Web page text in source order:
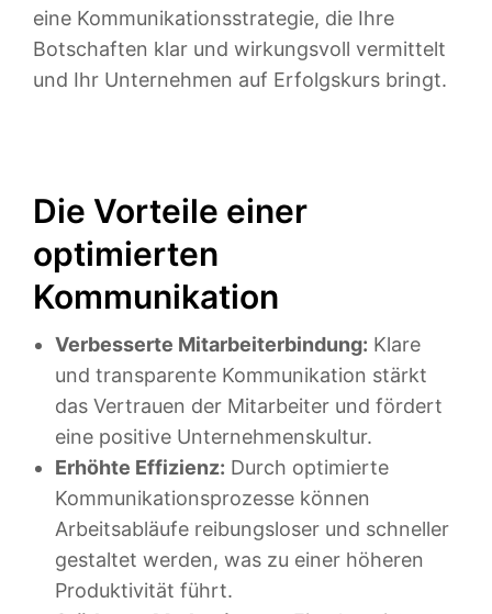
eine Kommunikationsstrategie, die Ihre
Botschaften klar und wirkungsvoll vermittelt
und Ihr Unternehmen auf Erfolgskurs bringt.
Die Vorteile einer
optimierten
Kommunikation
Verbesserte Mitarbeiterbindung: Klare
und transparente Kommunikation stärkt
das Vertrauen der Mitarbeiter und fördert
eine positive Unternehmenskultur.
Erhöhte Effizienz: Durch optimierte
Kommunikationsprozesse können
Arbeitsabläufe reibungsloser und schneller
gestaltet werden, was zu einer höheren
Produktivität führt.